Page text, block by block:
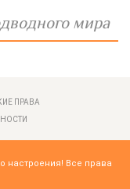
мира
ПРАВА
настроения! Все права